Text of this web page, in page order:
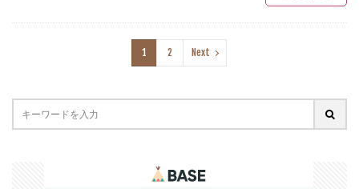
1 2 Next